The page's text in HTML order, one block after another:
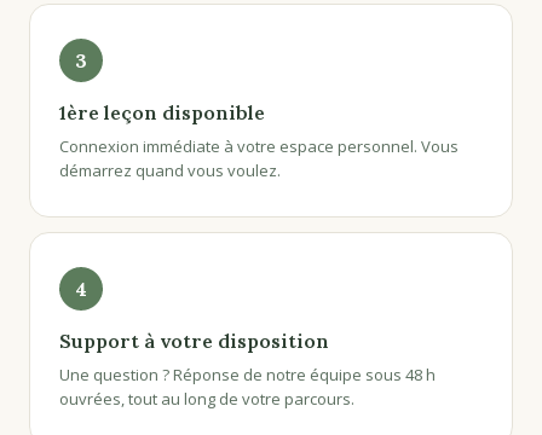
3
1ère leçon disponible
Connexion immédiate à votre espace personnel. Vous
démarrez quand vous voulez.
4
Support à votre disposition
Une question ? Réponse de notre équipe sous 48 h
ouvrées, tout au long de votre parcours.